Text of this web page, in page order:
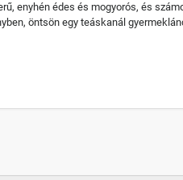
enyhén édes és mogyorós, és
öntsön egy teáskanál